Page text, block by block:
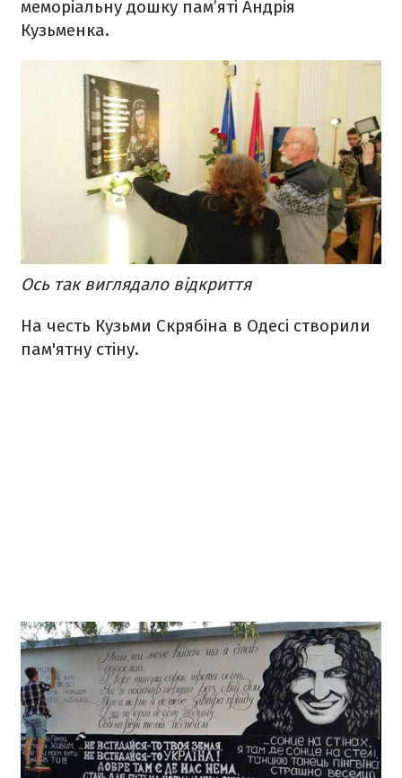
меморіальну дошку пам’яті Андрія
Кузьменка.
Ось так виглядало відкриття
На честь Кузьми Скрябіна в Одесі створили
пам'ятну стіну.